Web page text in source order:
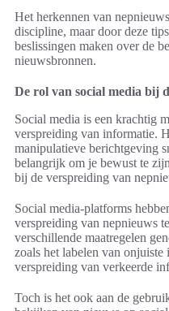
Het herkennen van
discipline, maar door deze
beslissingen maken over de
nieuwsbronnen.
De rol van social media bij
Social media is een krachtig
verspreiding van informatie.
manipulatieve berichtgeving
belangrijk om je bewust te
bij de verspreiding van
Social media-platforms
verspreiding van nepnieuws
verschillende maatregelen
zoals het labelen van
verspreiding van verkeerde
Toch is het ook aan de